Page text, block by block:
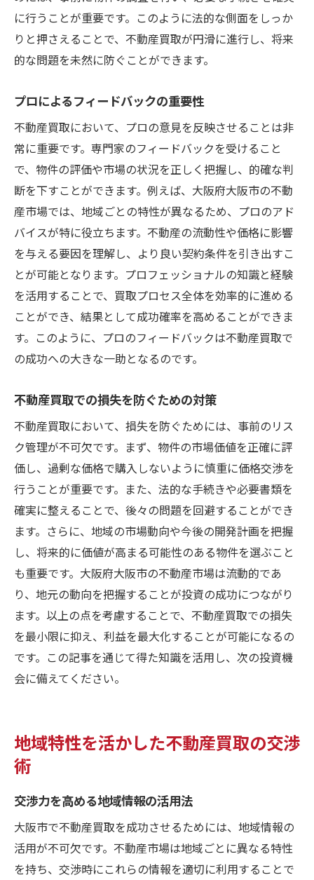
に行うことが重要です。このように法的な側面をしっか
りと押さえることで、不動産買取が円滑に進行し、将来
的な問題を未然に防ぐことができます。
プロによるフィードバックの重要性
不動産買取において、プロの意見を反映させることは非
常に重要です。専門家のフィードバックを受けること
で、物件の評価や市場の状況を正しく把握し、的確な判
断を下すことができます。例えば、大阪府大阪市の不動
産市場では、地域ごとの特性が異なるため、プロのアド
バイスが特に役立ちます。不動産の流動性や価格に影響
を与える要因を理解し、より良い契約条件を引き出すこ
とが可能となります。プロフェッショナルの知識と経験
を活用することで、買取プロセス全体を効率的に進める
ことができ、結果として成功確率を高めることができま
す。このように、プロのフィードバックは不動産買取で
の成功への大きな一助となるのです。
不動産買取での損失を防ぐための対策
不動産買取において、損失を防ぐためには、事前のリス
ク管理が不可欠です。まず、物件の市場価値を正確に評
価し、過剰な価格で購入しないように慎重に価格交渉を
行うことが重要です。また、法的な手続きや必要書類を
確実に整えることで、後々の問題を回避することができ
ます。さらに、地域の市場動向や今後の開発計画を把握
し、将来的に価値が高まる可能性のある物件を選ぶこと
も重要です。大阪府大阪市の不動産市場は流動的であ
り、地元の動向を把握することが投資の成功につながり
ます。以上の点を考慮することで、不動産買取での損失
を最小限に抑え、利益を最大化することが可能になるの
です。この記事を通じて得た知識を活用し、次の投資機
会に備えてください。
地域特性を活かした不動産買取の交渉
術
交渉力を高める地域情報の活用法
大阪市で不動産買取を成功させるためには、地域情報の
活用が不可欠です。不動産市場は地域ごとに異なる特性
を持ち、交渉時にこれらの情報を適切に利用することで